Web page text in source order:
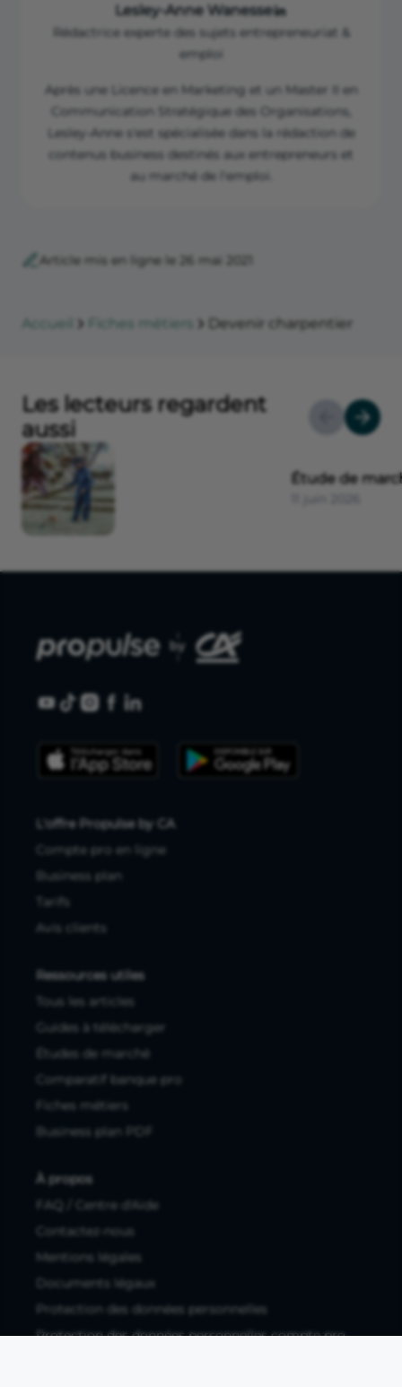
Lesley-Anne Wanesse
Rédactrice experte des sujets entrepreneuriat &
emploi
Après une Licence en Marketing et un Master II en
Communication Stratégique des Organisations,
Lesley-Anne s'est spécialisée dans la rédaction de
contenus business destinés aux entrepreneurs et
au marché de l'emploi.
Article mis en ligne le 26 mai 2021
Accueil Fiches métiers Devenir charpentier
Les lecteurs regardent
aussi
Étude de
L'offre Propulse by CA
Compte pro en ligne
Business plan
Tarifs
Avis clients
Ressources utiles
Tous les articles
Guides à télécharger
Études de marché
Comparatif banque pro
Fiches métiers
Business plan PDF
À propos
FAQ / Centre d'Aide
Contactez-nous
Mentions légales
Documents légaux
Protection des données personnelles
Protection des données personnelles compte pro